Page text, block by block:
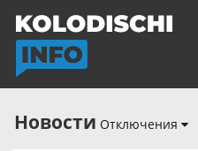
Новости Отключения